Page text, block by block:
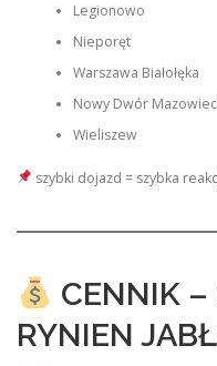
Legionowo
Nieporęt
Warszawa Białołęka
Nowy Dwór
Wieliszew
szybki dojazd = szybka
CENNIK –
RYNIEN